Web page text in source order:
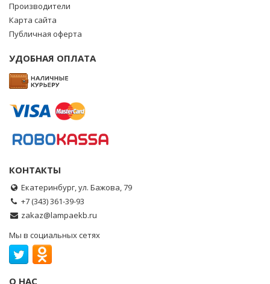
Производители
Карта сайта
Публичная оферта
УДОБНАЯ ОПЛАТА
КОНТАКТЫ
Екатеринбург, ул. Бажова, 79
+7 (343) 361-39-93
zakaz@lampaekb.ru
Мы в социальных сетях
О НАС